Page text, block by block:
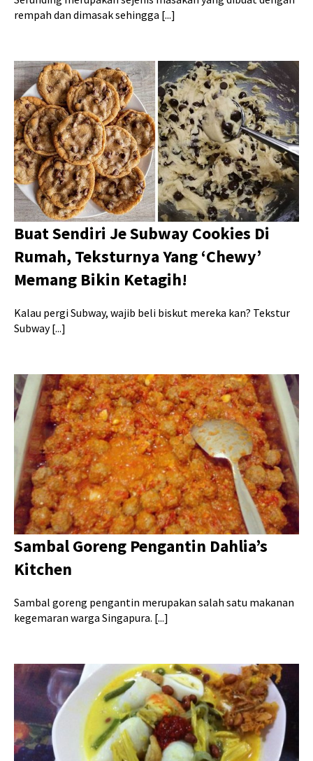
rempah dan dimasak sehingga [...]
Buat Sendiri Je Subway Cookies Di
Rumah, Teksturnya Yang ‘Chewy’
Memang Bikin Ketagih!
Kalau pergi Subway, wajib beli biskut mereka kan? Tekstur
Subway [...]
Sambal Goreng Pengantin Dahlia’s
Kitchen
Sambal goreng pengantin merupakan salah satu makanan
kegemaran warga Singapura. [...]